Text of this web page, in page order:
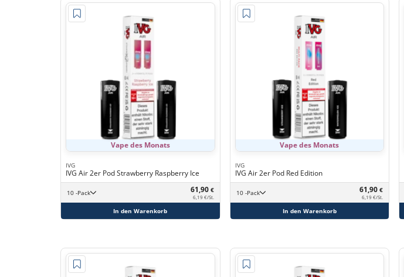
Vape des Monats
IVG
IVG Air 2er Pod Strawberry Raspberry Ice
10 -Pack 61,90 €
6,19 €/St.
In den Warenkorb
Vape des Monats
IVG
IVG Air 2er Pod Red Edition
10 -Pack 61,90 €
6,19 €/St.
In den Warenkorb